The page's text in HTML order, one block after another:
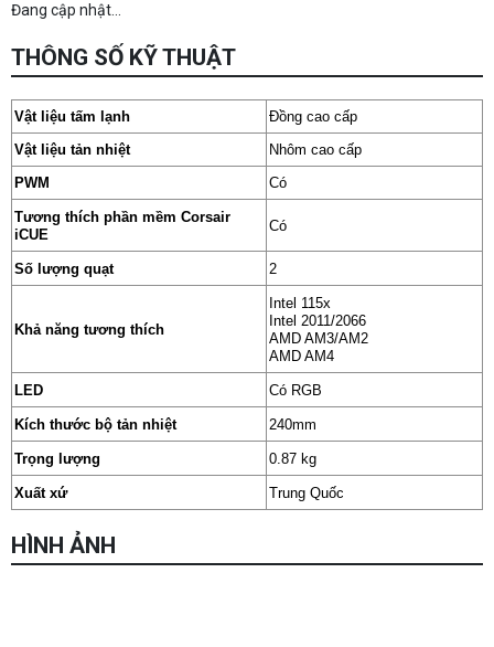
Đang cập nhật...
THÔNG SỐ KỸ THUẬT
Vật liệu tấm lạnh
Đồng cao cấp
Vật liệu tản nhiệt
Nhôm cao cấp
PWM
Có
Tương thích phần mềm Corsair
iCUE
Có
Số lượng quạt 2
Khả năng tương thích
Intel 115x
Intel 2011/2066
AMD AM3/AM2
AMD AM4
LED Có RGB
Kích thước bộ tản nhiệt 240mm
Trọng lượng 0.87 kg
Xuất xứ Trung Quốc
HÌNH ẢNH